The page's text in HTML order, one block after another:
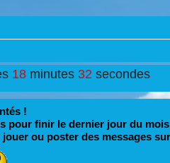
18 minutes 30 secondes
!
pour finir le dernier jour du
jouer ou poster des messages